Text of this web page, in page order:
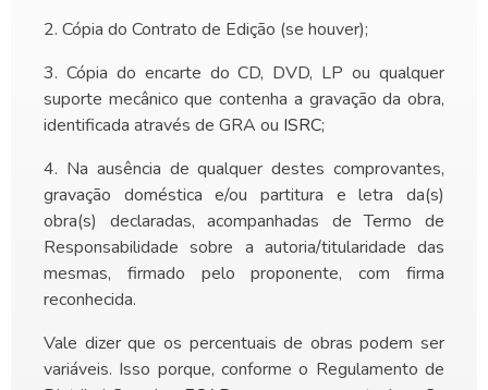
Vale dizer que os percentuais de obras podem ser
variáveis. Isso porque, conforme o Regulamento de
Cópia do Contrato de Edição (se houver);
Cópia do encarte do CD, DVD, LP ou qualquer
suporte mecânico que contenha a gravação da obra,
identificada através de GRA ou ISRC;
Na ausência de qualquer destes comprovantes,
gravação doméstica e/ou partitura e letra da(s)
obra(s) declaradas, acompanhadas de Termo de
Responsabilidade sobre a autoria/titularidade das
mesmas, firmado pelo proponente, com firma
reconhecida.